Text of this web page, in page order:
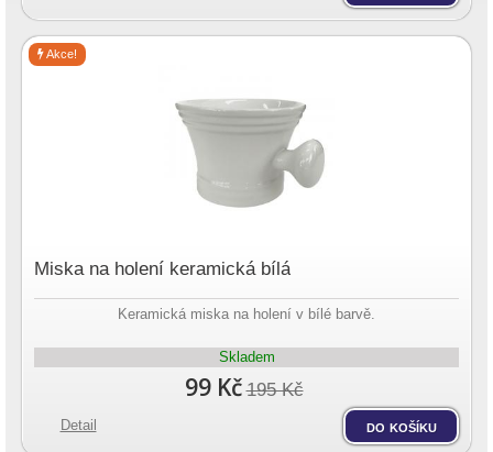
Miska na holení keramická bílá
Keramická miska na holení v bílé barvě.
Skladem
99 Kč 195 Kč
Akce!
Detail do košíku